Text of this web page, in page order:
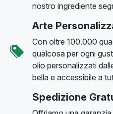
nostro ingrediente
Arte
Con oltre 100.000
qualcosa per ogni
olio personalizzati
bella e accessibile a
Spedizione